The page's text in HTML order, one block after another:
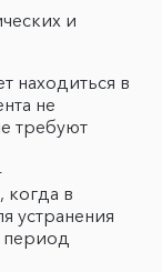
и
находиться в
не
требуют
когда в
устранения
период